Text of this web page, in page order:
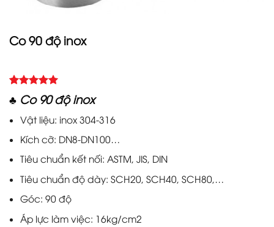
Co 90 độ inox
Rated 5.00
out of 5
based on
customer
ratings
♣ Co 90 độ inox
Vật liệu: inox 304-316
Kích cỡ: DN8-DN100…
Tiêu chuẩn kết nối: ASTM, JIS, DIN
Tiêu chuẩn độ dày: SCH20, SCH40, SCH80,…
Góc: 90 độ
Áp lực làm việc: 16kg/cm2